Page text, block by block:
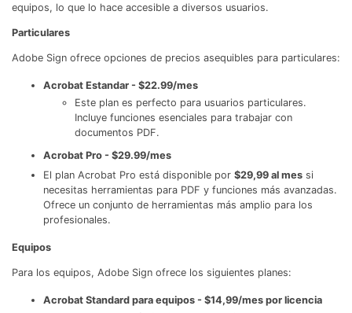
equipos, lo que lo hace accesible a diversos usuarios.
Particulares
Adobe Sign ofrece opciones de precios asequibles para particulares:
Acrobat Estandar - $22.99/mes
Este plan es perfecto para usuarios particulares.
Incluye funciones esenciales para trabajar con
documentos PDF.
Acrobat Pro - $29.99/mes
El plan Acrobat Pro está disponible por $29,99 al mes si
necesitas herramientas para PDF y funciones más avanzadas.
Ofrece un conjunto de herramientas más amplio para los
profesionales.
Equipos
Para los equipos, Adobe Sign ofrece los siguientes planes:
Acrobat Standard para equipos - $14,99/mes por licencia